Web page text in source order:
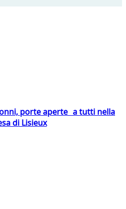
porte aperte a tutti nella
di Lisieux